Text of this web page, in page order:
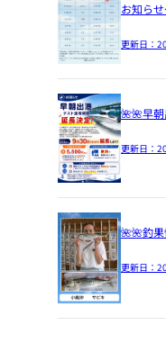
お知ら
更新日：
🌺🌺早
更新日：
🌺🌺釣
更新日：